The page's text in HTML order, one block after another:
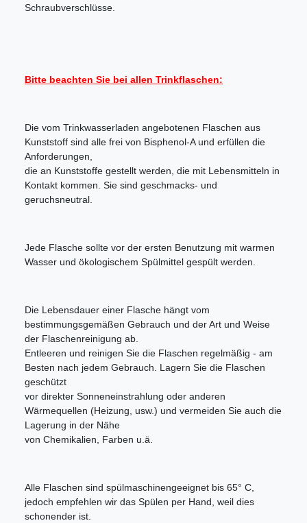
Schraubverschlüsse.
Bitte beachten Sie bei allen Trinkflaschen:
Die vom Trinkwasserladen angebotenen Flaschen aus
Kunststoff sind alle frei von Bisphenol-A und erfüllen die
Anforderungen,
die an Kunststoffe gestellt werden, die mit Lebensmitteln in
Kontakt kommen. Sie sind geschmacks- und
geruchsneutral.
Jede Flasche sollte vor der ersten Benutzung mit warmen
Wasser und ökologischem Spülmittel gespült werden.
Die Lebensdauer einer Flasche hängt vom
bestimmungsgemäßen Gebrauch und der Art und Weise
der Flaschenreinigung ab.
Entleeren und reinigen Sie die Flaschen regelmäßig - am
Besten nach jedem Gebrauch. Lagern Sie die Flaschen
geschützt
vor direkter Sonneneinstrahlung oder anderen
Wärmequellen (Heizung, usw.) und vermeiden Sie auch die
Lagerung in der Nähe
von Chemikalien, Farben u.ä.
Alle Flaschen sind spülmaschinengeeignet bis 65° C,
jedoch empfehlen wir das Spülen per Hand, weil dies
schonender ist.